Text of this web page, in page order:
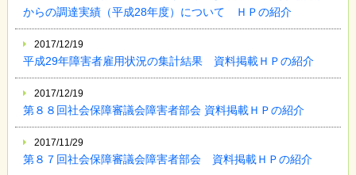
からの調達実績（平成28年度）について ＨＰの紹介
2017/12/19
平成29年障害者雇用状況の集計結果 資料掲載ＨＰの紹介
2017/12/19
第８８回社会保障審議会障害者部会 資料掲載ＨＰの紹介
2017/11/29
第８７回社会保障審議会障害者部会 資料掲載ＨＰの紹介